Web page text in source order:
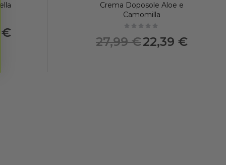
€
Crema Doposole Aloe e
Camomilla
27,99 € Prezzo
speciale
22,39 €